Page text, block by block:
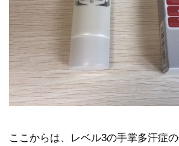
ここからは、レベル3の手掌多汗症